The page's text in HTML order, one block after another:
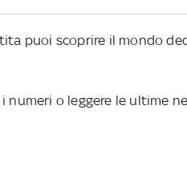
puoi scoprire il mondo
o leggere le ultime